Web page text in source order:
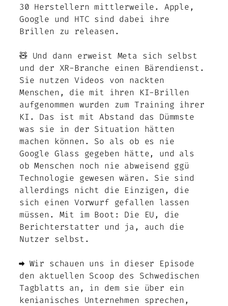
30 Herstellern mittlerweile. Apple,
Google und HTC sind dabei ihre
Brillen zu releasen.
🧸 Und dann erweist Meta sich selbst
und der XR-Branche einen Bärendienst.
Sie nutzen Videos von nackten
Menschen, die mit ihren KI-Brillen
aufgenommen wurden zum Training ihrer
KI. Das ist mit Abstand das Dümmste
was sie in der Situation hätten
machen können. So als ob es nie
Google Glass gegeben hätte, und als
ob Menschen noch nie abweisend ggü
Technologie gewesen wären. Sie sind
allerdings nicht die Einzigen, die
sich einen Vorwurf gefallen lassen
müssen. Mit im Boot: Die EU, die
Berichterstatter und ja, auch die
Nutzer selbst.
➡️ Wir schauen uns in dieser Episode
den aktuellen Scoop des Schwedischen
Tagblatts an, in dem sie über ein
kenianisches Unternehmen sprechen,